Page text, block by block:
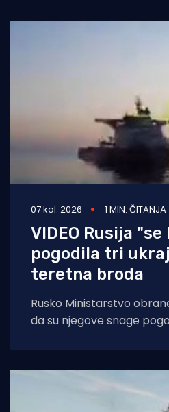
07 kol. 2026 1 MIN. ČITANJA
VIDEO Rusija
pogodila tri
teretna broda
Rusko Ministarstvo
da su njegove snage